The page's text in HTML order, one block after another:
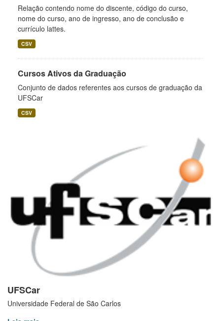
UFSCar
Universidade Federal de São Carlos
Relação contendo nome do discente, código do curso,
nome do curso, ano de ingresso, ano de conclusão e
currículo lattes.
CSV
Cursos Ativos da Graduação
Conjunto de dados referentes aos cursos de graduação da
UFSCar
CSV